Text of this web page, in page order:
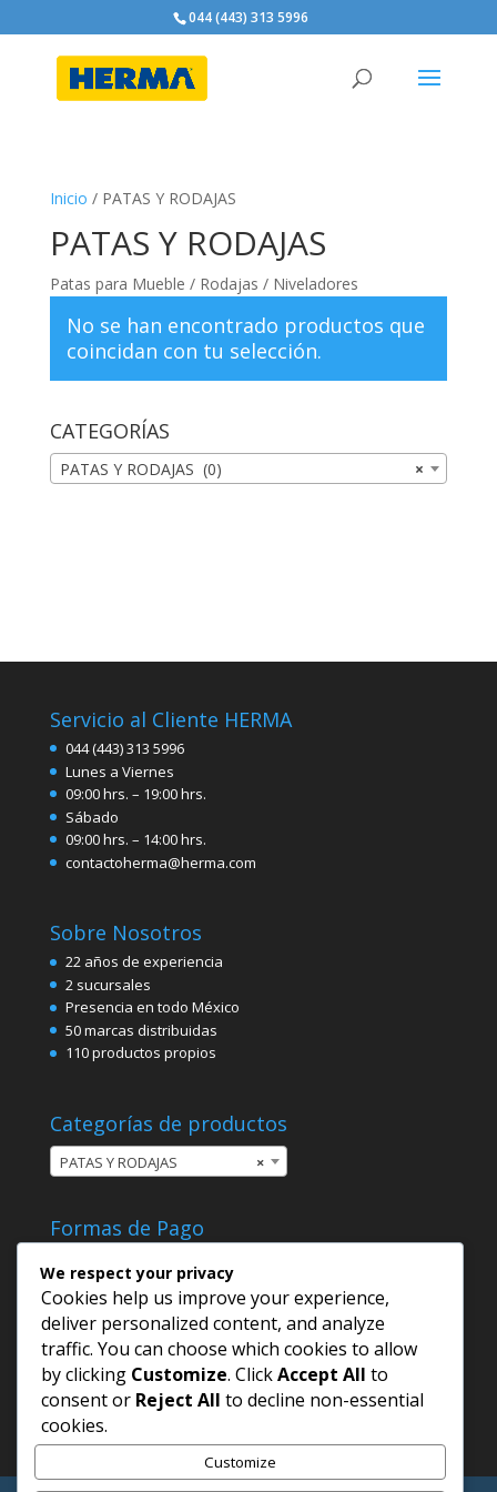
044 (443) 313 5996
Inicio / PATAS Y RODAJAS
PATAS Y RODAJAS
Patas para Mueble / Rodajas / Niveladores
No se han encontrado productos que
coincidan con tu selección.
CATEGORÍAS
×
PATAS Y RODAJAS (0)
Servicio al Cliente HERMA
044 (443) 313 5996
Lunes a Viernes
09:00 hrs. – 19:00 hrs.
Sábado
09:00 hrs. – 14:00 hrs.
contactoherma@herma.com
Sobre Nosotros
22 años de experiencia
2 sucursales
Presencia en todo México
50 marcas distribuidas
110 productos propios
Categorías de productos
×
PATAS Y RODAJAS
Formas de Pago
We respect your privacy
Cookies help us improve your experience,
deliver personalized content, and analyze
traffic. You can choose which cookies to allow
by clicking Customize. ClickAccept All to
consent or Reject All to decline non-essential
cookies.
Customize